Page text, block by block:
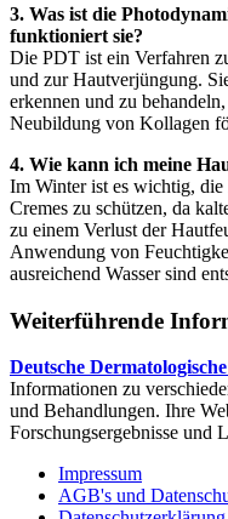
3. Was ist die
funktioniert sie?
Die PDT ist ein Verfahren
und zur Hautverjüngung.
erkennen und zu
Neubildung von Kollagen
4. Wie kann ich meine
Im Winter ist es wichtig,
Cremes zu schützen, da
zu einem Verlust der
Anwendung von
ausreichend Wasser sind
Weiterführende
Deutsche
Informationen zu
und Behandlungen. Ihre
Forschungsergebnisse und
Impressum
AGB's und